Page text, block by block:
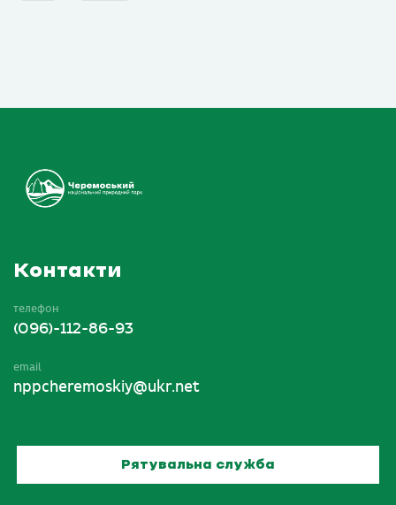
Контакти
телефон
(096)-112-86-93
email
nppcheremoskiy@ukr.net
Рятувальна служба